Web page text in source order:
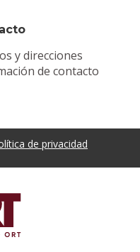
y direcciones
de contacto
de privacidad